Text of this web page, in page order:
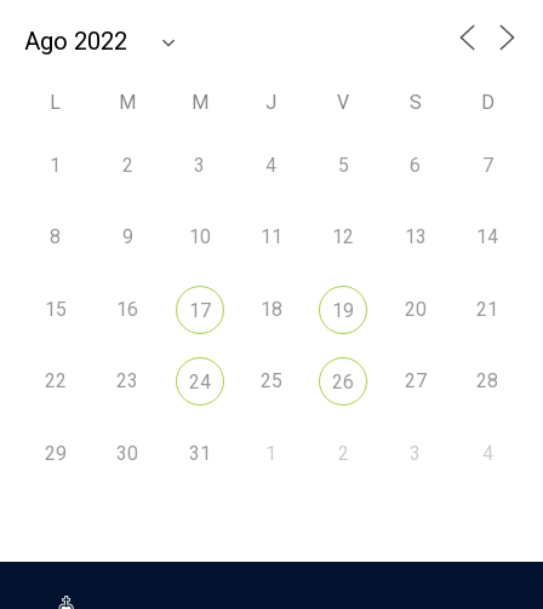
L M M J V S D
1 2 3 4 5 6 7
8 9 10 11 12 13 14
15 16 17 18 19 20 21
22 23 24 25 26 27 28
29 30 31 1 2 3 4